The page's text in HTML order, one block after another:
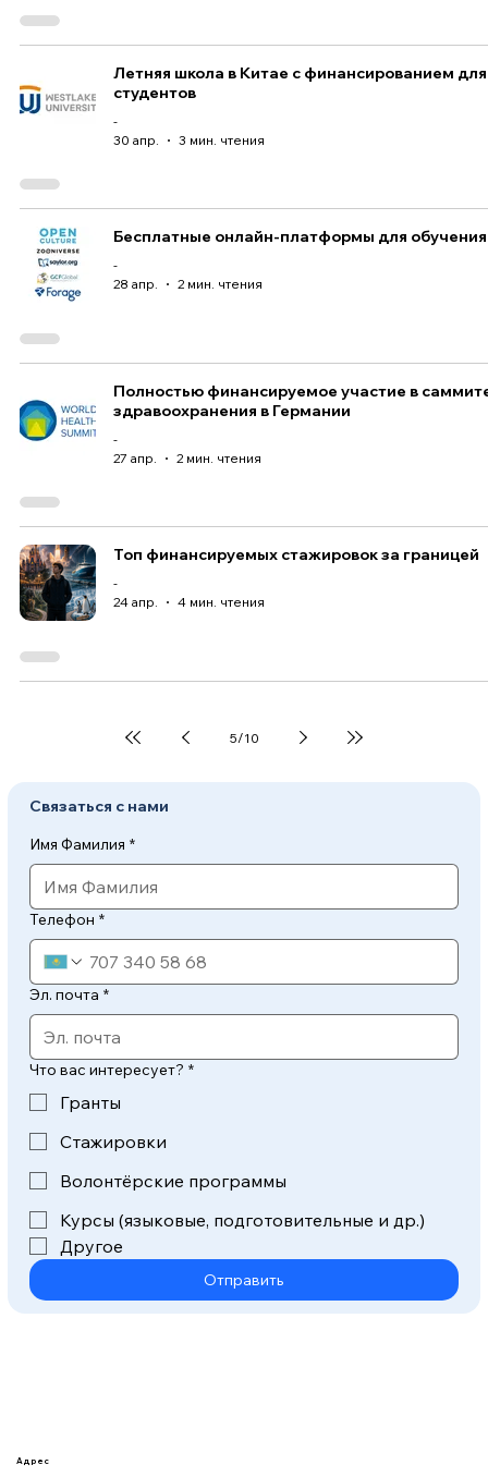
Летняя школа в Китае с финансированием для
студентов
-
30 апр.
3 мин. чтения
Бесплатные онлайн-платформы для обучения
-
28 апр.
2 мин. чтения
Полностью финансируемое участие в
здравоохранения в Германии
-
27 апр.
2 мин. чтения
Топ финансируемых стажировок за границей
-
24 апр.
4 мин. чтения
5/10
Связаться с нами
Имя Фамилия *
Телефон *
Эл. почта *
Что вас интересует? *
Гранты
Стажировки
Волонтёрские программы
Курсы (языковые, подготовительные и др.)
Другое
Отправить
Адрес